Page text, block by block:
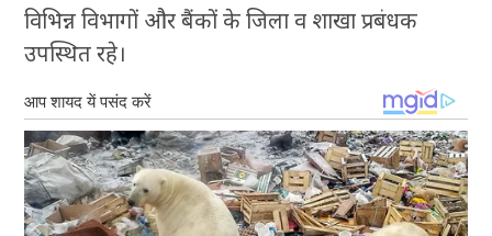
विभिन्न विभागों और बैंकों के जिला व शाखा प्रबंधक
उपस्थित रहे।